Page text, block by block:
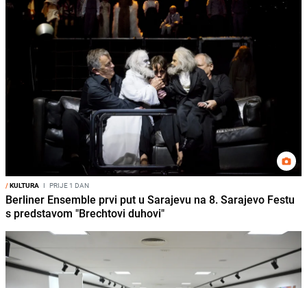
/KULTURA I PRIJE 1 DAN
Berliner Ensemble prvi put u Sarajevu na 8. Sarajevo Festu
s predstavom "Brechtovi duhovi"